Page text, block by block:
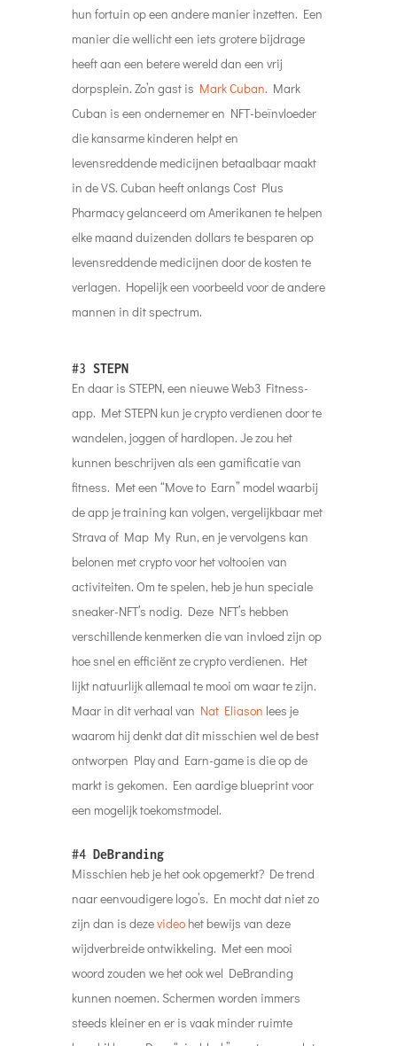
hun fortuin op een andere manier inzetten. Een
manier die wellicht een iets grotere bijdrage
heeft aan een betere wereld dan een vrij
dorpsplein. Zo’n gast is Mark Cuban. Mark
Cuban is een ondernemer en NFT-beïnvloeder
die kansarme kinderen helpt en
levensreddende medicijnen betaalbaar maakt
in de VS. Cuban heeft onlangs Cost Plus
Pharmacy gelanceerd om Amerikanen te helpen
elke maand duizenden dollars te besparen op
levensreddende medicijnen door de kosten te
verlagen. Hopelijk een voorbeeld voor de andere
mannen in dit spectrum.
#3 STEPN
En daar is STEPN, een nieuwe Web3 Fitness-
app. Met STEPN kun je crypto verdienen door te
wandelen, joggen of hardlopen. Je zou het
kunnen beschrijven als een gamificatie van
fitness. Met een “Move to Earn” model waarbij
de app je training kan volgen, vergelijkbaar met
Strava of Map My Run, en je vervolgens kan
belonen met crypto voor het voltooien van
activiteiten. Om te spelen, heb je hun speciale
sneaker-NFT’s nodig. Deze NFT’s hebben
verschillende kenmerken die van invloed zijn op
hoe snel en efficiënt ze crypto verdienen. Het
lijkt natuurlijk allemaal te mooi om waar te zijn.
Maar in dit verhaal van Nat Eliason lees je
waarom hij denkt dat dit misschien wel de best
ontworpen Play and Earn-game is die op de
markt is gekomen. Een aardige blueprint voor
een mogelijk toekomstmodel.
#4 DeBranding
Misschien heb je het ook opgemerkt? De trend
naar eenvoudigere logo’s. En mocht dat niet zo
zijn dan is dezevideohet bewijs van deze
wijdverbreide ontwikkeling. Met een mooi
woord zouden we het ook wel DeBranding
kunnen noemen. Schermen worden immers
steeds kleiner en er is vaak minder ruimte